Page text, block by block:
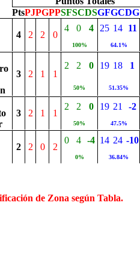
PtsPJPGPPSFSCDSGFGCDG
4 2 2 0
4 0 4 25 14 11
100% 64.1%
3 2 1 1
2 2 0 19 18 1
50% 51.35%
3 2 1 1
2 2 0 19 21 -2
50% 47.5%
2 2 0 2
0 4 -4 14 24 -10
0% 36.84%
de Zona según Tabla.